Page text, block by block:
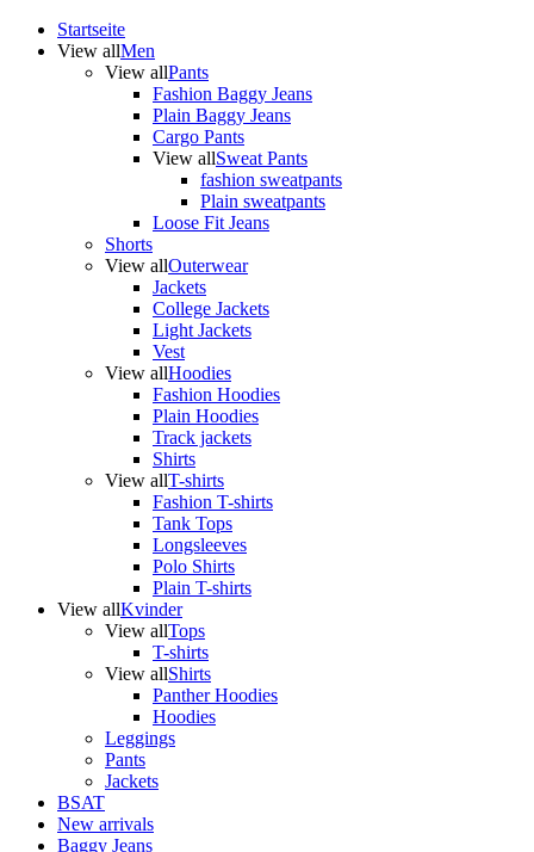
Startseite
View allMen
View allPants
Fashion Baggy Jeans
Plain Baggy Jeans
Cargo Pants
View allSweat Pants
fashion sweatpants
Plain sweatpants
Loose Fit Jeans
Shorts
View allOuterwear
Jackets
College Jackets
Light Jackets
Vest
View allHoodies
Fashion Hoodies
Plain Hoodies
Track jackets
Shirts
View allT-shirts
Fashion T-shirts
Tank Tops
Longsleeves
Polo Shirts
Plain T-shirts
View allKvinder
View allTops
T-shirts
View allShirts
Panther Hoodies
Hoodies
Leggings
Pants
Jackets
BSAT
New arrivals
Baggy Jeans